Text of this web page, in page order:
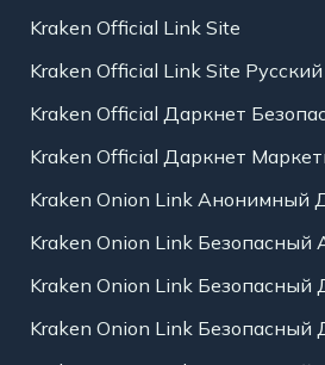
Kraken Official Link Site
Kraken Official Link Site
Kraken Official Даркнет
Kraken Official Даркнет
Kraken Onion Link Анонимный
Kraken Onion Link
Kraken Onion Link Безопасный
Kraken Onion Link Безопасный